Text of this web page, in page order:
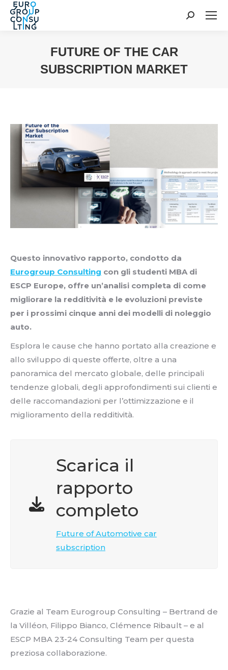
Cerca:
FUTURE OF THE CAR
SUBSCRIPTION MARKET
Questo innovativo rapporto, condotto da
Eurogroup Consulting con gli studenti MBA di
ESCP Europe, offre un’analisi completa di come
migliorare la redditività e le evoluzioni previste
per i prossimi cinque anni dei modelli di noleggio
auto.
Esplora le cause che hanno portato alla creazione e
allo sviluppo di queste offerte, oltre a una
panoramica del mercato globale, delle principali
tendenze globali, degli approfondimenti sui clienti e
delle raccomandazioni per l’ottimizzazione e il
miglioramento della redditività.
Scarica il
rapporto
completo
Future of Automotive car
subscription
Grazie al Team Eurogroup Consulting – Bertrand de
la Villéon, Filippo Bianco, Clémence Ribault – e al
ESCP MBA 23-24 Consulting Team per questa
preziosa collaborazione.